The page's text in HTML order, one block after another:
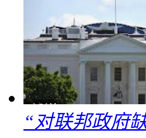
“对联邦政府